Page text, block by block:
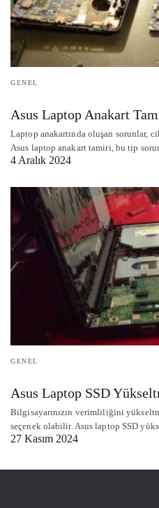
GENEL
Asus Laptop Anakart
Laptop anakartında oluşan sorunlar,
Asus laptop anakart tamiri, bu tip
4 Aralık 2024
GENEL
Asus Laptop SSD
Bilgisayarınızın verimliliğini
seçenek olabilir. Asus laptop SSD
27 Kasım 2024